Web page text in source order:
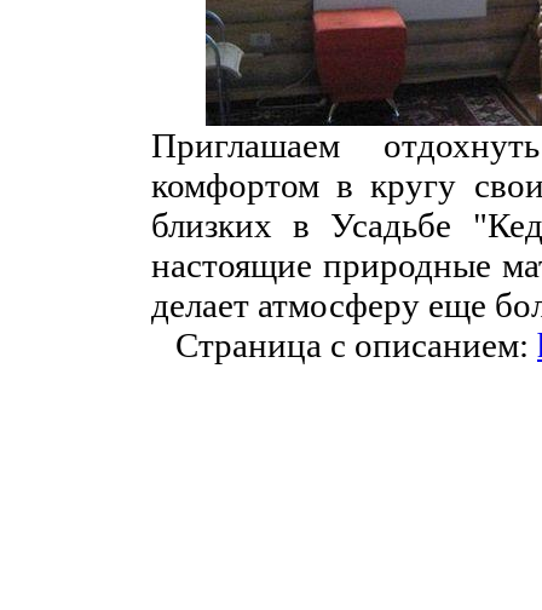
Приглашаем
комфортом в кругу
близких в Усадьбе
настоящие природные
делает атмосферу еще
Страница с описанием: